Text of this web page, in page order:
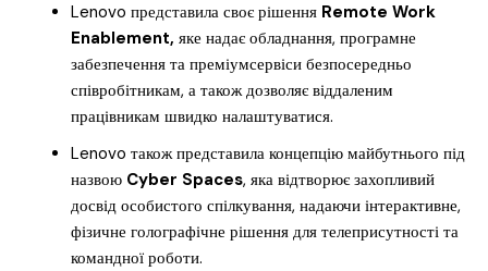
Lenovo представила своє рішення Remote Work
Enablement, яке надає обладнання, програмне
забезпечення та преміумсервіси безпосередньо
співробітникам, а також дозволяє віддаленим
працівникам швидко налаштуватися.
Lenovo також представила концепцію майбутнього під
назвою Cyber Spaces, яка відтворює захопливий
досвід особистого спілкування, надаючи інтерактивне,
фізичне голографічне рішення для телеприсутності та
командної роботи.